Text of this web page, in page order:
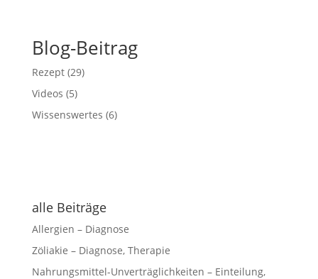
Blog-Beitrag
Rezept(29)
Videos (5)
Wissenswertes (6)
alle Beiträge
Allergien – Diagnose
Zöliakie – Diagnose, Therapie
Nahrungsmittel-Unverträglichkeiten – Einteilung,